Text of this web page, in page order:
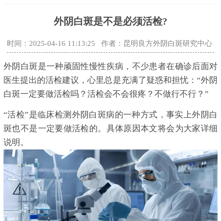
外阴白斑是不是必须活检?
时间：2025-04-16 11:13:25 作者：昆明良方外阴白斑研究中心
外阴白斑是一种顽固性慢性疾病，不少患者在确诊后面对
医生提出的活检建议，心里总是充满了疑惑和担忧：“外阴
白斑一定要做活检吗？活检会不会很疼？不做行不行？”
“活检”是临床检测外阴白斑病的一种方式，事实上外阴白
斑也不是一定要做活检的。具体原因本文将会为大家详细
说明。